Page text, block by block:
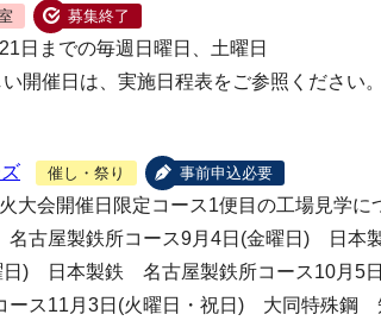
募集終了
日までの毎週日曜日、土曜日
開催日は、実施日程表をご参照ください
催し・祭り 事前申込必要
大会開催日限定コース1便目の工場見
古屋製鉄所コース9月4日(金曜日) 日
日) 日本製鉄 名古屋製鉄所コース10月
ス11月3日(火曜日・祝日) 大同特殊鋼